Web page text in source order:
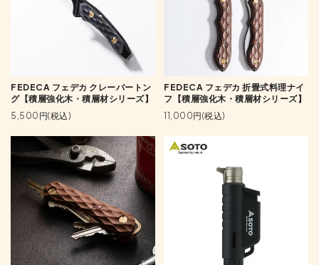
FEDECA フェデカ クレーバートン
グ【積層強化木・積層材シリーズ】
5,500円(税込)
FEDECA フェデカ 折畳式料理ナイ
フ【積層強化木・積層材シリーズ】
11,000円(税込)